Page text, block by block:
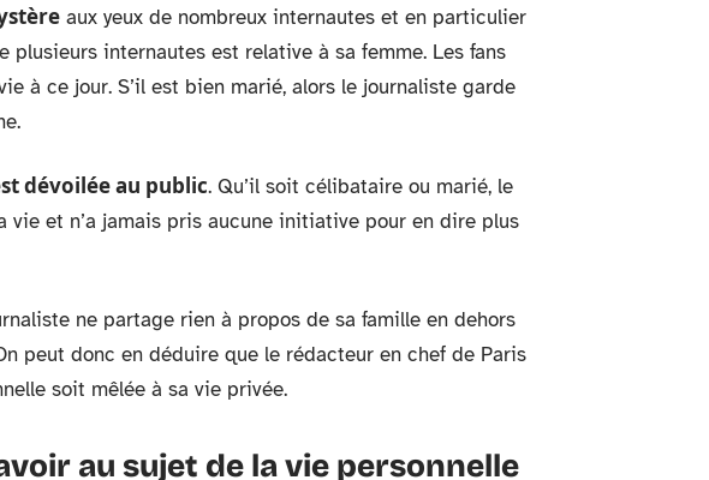
aux yeux de nombreux internautes et en particulier
plusieurs internautes est relative à sa femme. Les fans
à ce jour. S’il est bien marié, alors le journaliste garde
dévoilée au public. Qu’il soit célibataire ou marié, le
vie et n’a jamais pris aucune initiative pour en dire plus
ne partage rien à propos de sa famille en dehors
peut donc en déduire que le rédacteur en chef de Paris
soit mêlée à sa vie privée.
au sujet de la vie personnelle